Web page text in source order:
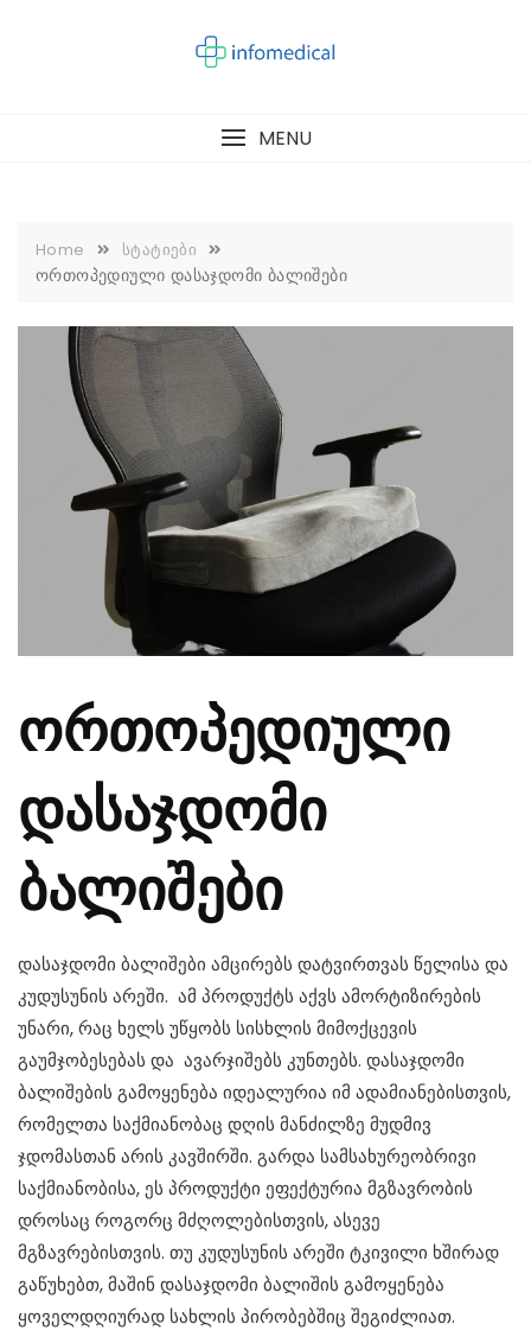
MENU
Home სტატიები
ორთოპედიული დასაჯდომი ბალიშები
ორთოპედიული
დასაჯდომი
ბალიშები
დასაჯდომი ბალიშები ამცირებს დატვირთვას წელისა და
კუდუსუნის არეში. ამ პროდუქტს აქვს ამორტიზირების
უნარი, რაც ხელს უწყობს სისხლის მიმოქცევის
გაუმჯობესებას და ავარჯიშებს კუნთებს. დასაჯდომი
ბალიშების გამოყენება იდეალურია იმ ადამიანებისთვის,
რომელთა საქმიანობაც დღის მანძილზე მუდმივ
ჯდომასთან არის კავშირში. გარდა სამსახურეობრივი
საქმიანობისა, ეს პროდუქტი ეფექტურია მგზავრობის
დროსაც როგორც მძღოლებისთვის, ასევე
მგზავრებისთვის. თუ კუდუსუნის არეში ტკივილი ხშირად
გაწუხებთ, მაშინ დასაჯდომი ბალიშის გამოყენება
ყოველდღიურად სახლის პირობებშიც შეგიძლიათ.